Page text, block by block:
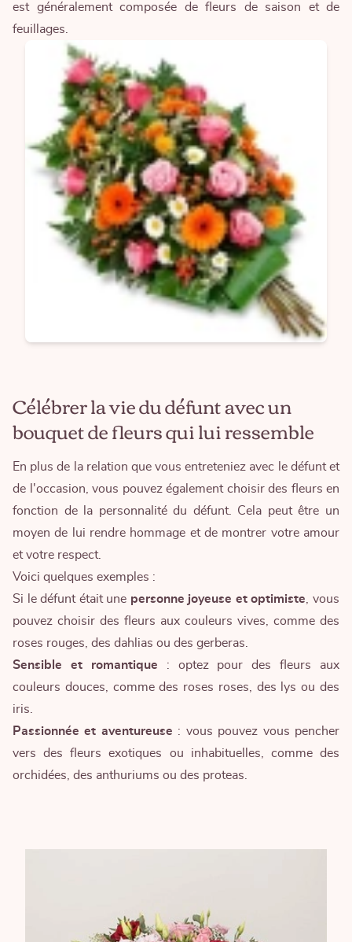
est généralement composée de fleurs de saison et de
feuillages.
Célébrer la vie du défunt avec un
bouquet de fleurs qui lui ressemble
En plus de la relation que vous entreteniez avec le défunt et
de l'occasion, vous pouvez également choisir des fleurs en
fonction de la personnalité du défunt. Cela peut être un
moyen de lui rendre hommage et de montrer votre amour
et votre respect.
Voici quelques exemples :
Si le défunt était une personne joyeuse et optimiste , vous
pouvez choisir des fleurs aux couleurs vives, comme des
roses rouges, des dahlias ou des gerberas.
Sensible et romantique : optez pour des fleurs aux
couleurs douces, comme des roses roses , des lys ou des
iris.
Passionnée et aventureuse : vous pouvez vous pencher
vers desfleurs exotiques ou inhabituelles, comme des
orchidées, des anthuriums ou des proteas.